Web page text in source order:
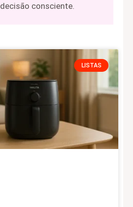
decisão consciente.
LISTAS